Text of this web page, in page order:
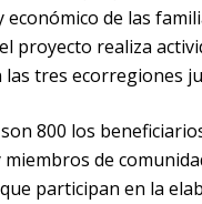
económico de las
proyecto realiza
las tres ecorregiones
800 los
de
participan en la